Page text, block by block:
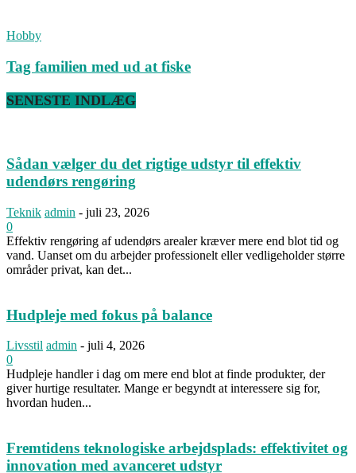
Hobby
Tag familien med ud at fiske
SENESTE INDLÆG
Sådan vælger du det rigtige udstyr til effektiv
udendørs rengøring
Teknik admin - juli 23, 2026
0
Effektiv rengøring af udendørs arealer kræver mere end blot tid og
vand. Uanset om du arbejder professionelt eller vedligeholder større
områder privat, kan det...
Hudpleje med fokus på balance
Livsstil admin - juli 4, 2026
0
Hudpleje handler i dag om mere end blot at finde produkter, der
giver hurtige resultater. Mange er begyndt at interessere sig for,
hvordan huden...
Fremtidens teknologiske arbejdsplads: effektivitet og
innovation med avanceret udstyr